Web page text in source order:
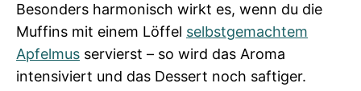
Besonders harmonisch wirkt es, wenn du die
Muffins mit einem Löffel selbstgemachtem
Apfelmus servierst – so wird das Aroma
intensiviert und das Dessert noch saftiger.